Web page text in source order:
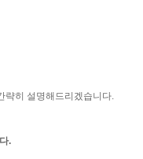
략히 설명해드리겠습니다.
.